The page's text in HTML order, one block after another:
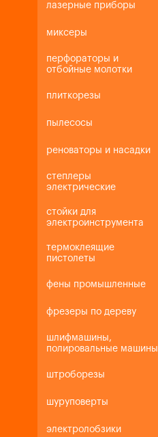
лазерные приборы
миксеры
перфораторы и
отбойные молотки
плиткорезы
пылесосы
реноваторы и насадки
степлеры
электрические
стойки для
электроинструмента
термоклеящие
пистолеты
фены промышленные
фрезеры по дереву
шлифмашины,
полировальные машины
штроборезы
шуруповерты
электролобзики